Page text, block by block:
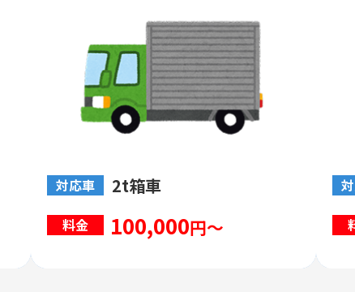
対応車 2t箱車
料金 100,000円～